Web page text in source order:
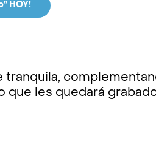
HOY!‍
tranquila,
que les quedará